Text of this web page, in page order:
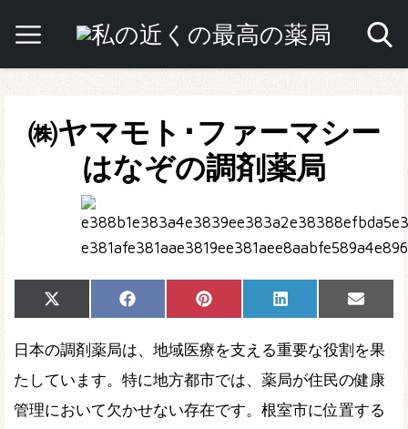
㈱ヤマモト･ファーマシー
はなぞの調剤薬局
Share
on
X
(Twitter)
Share
on
Facebook Share
on
Pinterest Share
on
LinkedIn
Share
on
Email
日本の調剤薬局は、地域医療を支える重要な役割を果
たしています。特に地方都市では、薬局が住民の健康
管理において欠かせない存在です。根室市に位置する